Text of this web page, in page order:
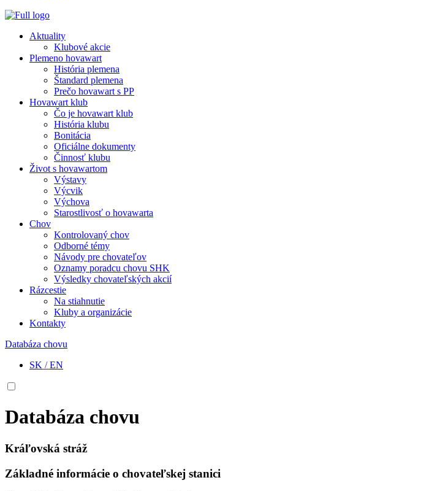
Aktuality
Klubové akcie
Plemeno hovawart
História plemena
Štandard plemena
Prečo hovawart s PP
Hovawart klub
Čo je hovawart klub
História klubu
Bonitácia
Oficiálne dokumenty
Činnosť klubu
Život s hovawartom
Výstavy
Výcvik
Výchova
Starostlivosť o hovawarta
Chov
Kontrolovaný chov
Odborné témy
Návody pre chovateľov
Oznamy poradcu chovu SHK
Výsledky chovateľských akcií
Rázcestie
Na stiahnutie
Kluby a organizácie
Kontakty
Databáza chovu
SK /EN
Databáza chovu
Kráľovská stráž
Základné informácie o chovateľskej stanici